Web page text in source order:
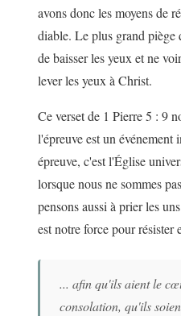
avons donc les moyens de
diable. Le plus grand piège
de baisser les yeux et ne
lever les yeux à Christ.
Ce verset de 1 Pierre 5 : 9
l'épreuve est un événement
épreuve, c'est l'Église
lorsque nous ne sommes
pensons aussi à prier les
est notre force pour résister
... afin qu'ils aient le
consolation, qu'ils